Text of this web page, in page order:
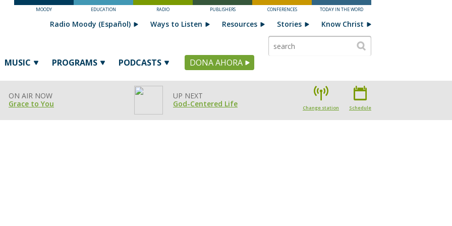
MOODY EDUCATION RADIO PUBLISHERS CONFERENCES TODAY IN THE WORD
MUSIC PROGRAMS PODCASTS DONA AHORA
Radio Moody (Español) Ways to Listen Resources Stories Know Christ
ON AIR NOW
Grace to You
UP NEXT
God-Centered Life
Change station Schedule